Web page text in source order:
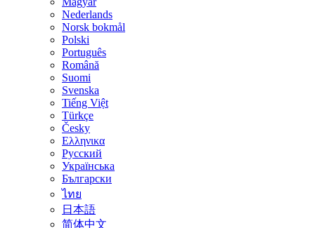
Nederlands
Norsk bokmål
Polski
Português
Română
Suomi
Svenska
Tiếng Việt
Türkçe
Česky
Ελληνικα
Русский
Українська
Български
ไทย
日本語
简体中文